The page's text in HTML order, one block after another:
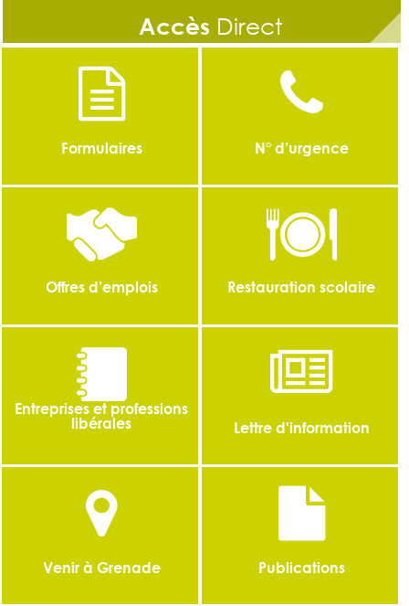
Accès Direct
Formulaires N° d’urgence
Offres d’emplois Restauration scolaire
Entreprises et professions
libérales
Lettre d'information
Venir à Grenade Publications